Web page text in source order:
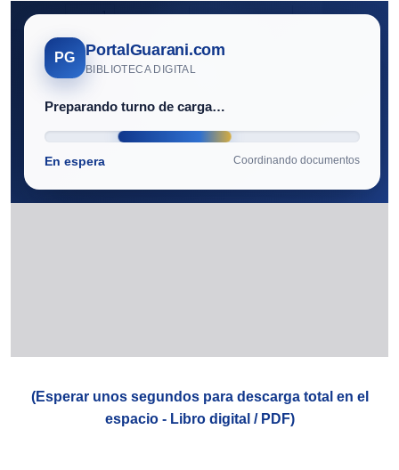
(Esperar unos segundos para descarga total en el
espacio - Libro digital / PDF)